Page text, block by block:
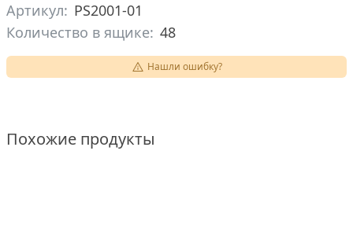
Артикул: PS2001-01
Количество в ящике: 48
Нашли ошибку?
Похожие продукты